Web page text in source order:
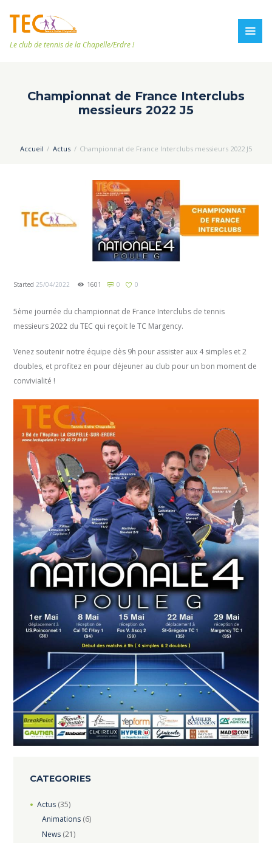
Le club de tennis de la Chapelle/Erdre !
Championnat de France Interclubs
messieurs 2022 J5
Accueil Actus Championnat de France Interclubs messieurs 2022 J5
Started25/04/2022 1601 0 0
5ème journée du championnat de France Interclubs de tennis
messieurs 2022 du TEC qui reçoit le TC Margency.
Venez soutenir notre équipe dès 9h pour assister aux 4 simples et 2
doubles, et profitez en pour déjeuner au club pour un bon moment de
convivialité !
CATEGORIES
Actus(35)
Animations (6)
News (21)